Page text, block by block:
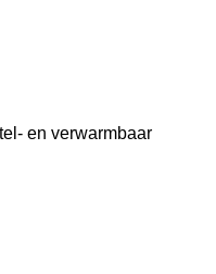
en verwarmbaar